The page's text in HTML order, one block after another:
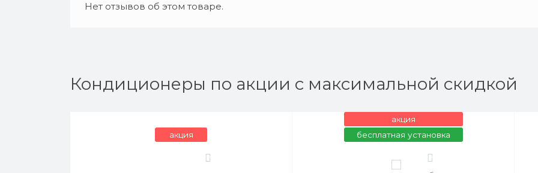
Нет отзывов об этом товаре.
Кондиционеры по акции с максимальной скидкой
акция
0
акция
бесплатная установка
0